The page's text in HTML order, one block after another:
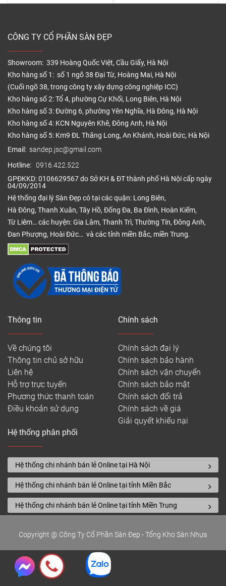
CÔNG TY CỔ PHẦN SÀN ĐẸP
Showroom: 339 Hoàng Quốc Việt, Cầu Giấy, Hà Nội
Kho hàng số 1: số 1 ngõ 38 Đại Từ, Hoàng Mai, Hà Nội
(Cuối ngõ 38, trong công ty xây dựng công nghiệp ICC)
Kho hàng số 2: Tổ 4, phường Cự Khối, Long Biên, Hà Nội
Kho hàng số 3: Đường 6, phường Yên Nghĩa, Hà Đông, Hà Nội
Kho hàng số 4: KCN Nguyên Khê, Đông Anh, Hà Nội
Kho hàng số 5: Km9 ĐL Thăng Long, An Khánh, Hoài Đức, Hà Nội
Email: sandep.jsc@gmail.com
Hotline: 0916.422.522
GPĐKKD: 0106629567 do Sở KH & ĐT thành phố Hà Nội cấp ngày
04/09/2014
Hệ thống đại lý Sàn Đẹp có tại các quận: Long Biên,
Hà Đông, Thanh Xuân, Tây Hồ, Đống Đa, Ba Đình, Hoàn Kiếm,
Từ Liêm… các huyện: Gia Lâm, Thanh Trì, Thường Tín, Đông Anh,
Đan Phượng, Hoài Đức… và các tỉnh miền Bắc, miền Trung.
Thông tin
Về chúng tôi
Thông tin chủ sở hữu
Liên hệ
Hỗ trợ trực tuyến
Phương thức thanh toán
Điều khoản sử dụng
Chính sách
Chính sách đại lý
Chính sách bảo hành
Chính sách vận chuyển
Chính sách bảo mật
Chính sách đổi trả
Chính sách về giá
Giải quyết khiếu nại
Hệ thống phân phối
Hệ thống chi nhánh bán lẻ Online tại Hà Nội
Hệ thống chi nhánh bán lẻ Online tại tỉnh Miền Bắc
Hệ thống chi nhánh bán lẻ Online tại tỉnh Miền Trung
Copyright @ Công Ty Cổ Phần Sàn Đẹp - Tổng Kho Sàn Nhựa